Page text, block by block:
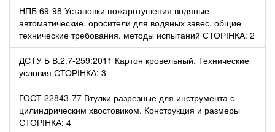
НПБ 69-98 Установки пожаротушения водяные
автоматические. оросители для водяных завес. общие
технические требования. методы испытаний СТОРІНКА: 2
ДСТУ Б В.2.7-259:2011 Картон кровельный. Технические
условия СТОРІНКА: 3
ГОСТ 22843-77 Втулки разрезные для инструмента с
цилиндрическим хвостовиком. Конструкция и размеры
СТОРІНКА: 4